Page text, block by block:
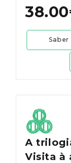
Saber
A
Visita à